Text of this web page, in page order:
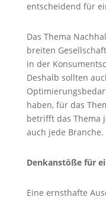
entscheidend für
Das Thema
breiten
in der
Deshalb sollten
haben, für das
betrifft das Thema
auch jede Branche.
Denkanstöße für
Eine ernsthafte